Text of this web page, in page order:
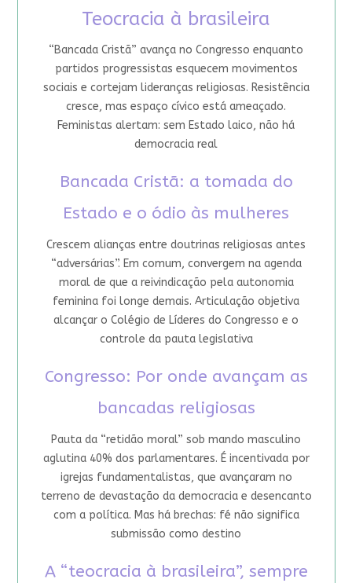
Teocracia à brasileira
“Bancada Cristã” avança no Congresso enquanto
partidos progressistas esquecem movimentos
sociais e cortejam lideranças religiosas. Resistência
cresce, mas espaço cívico está ameaçado.
Feministas alertam: sem Estado laico, não há
democracia real
Bancada Cristã: a tomada do
Estado e o ódio às mulheres
Crescem alianças entre doutrinas religiosas antes
“adversárias”. Em comum, convergem na agenda
moral de que a reivindicação pela autonomia
feminina foi longe demais. Articulação objetiva
alcançar o Colégio de Líderes do Congresso e o
controle da pauta legislativa
Congresso: Por onde avançam as
bancadas religiosas
Pauta da “retidão moral” sob mando masculino
aglutina 40% dos parlamentares. É incentivada por
igrejas fundamentalistas, que avançaram no
terreno de devastação da democracia e desencanto
com a política. Mas há brechas: fé não significa
submissão como destino
A “teocracia à brasileira”, sempre